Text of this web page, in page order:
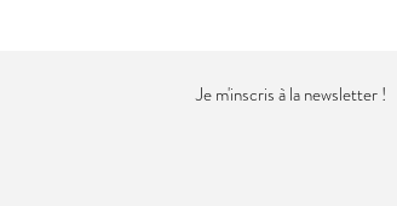
Je m'inscris à la newsletter !